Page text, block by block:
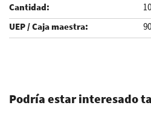
90
Podría estar interesado